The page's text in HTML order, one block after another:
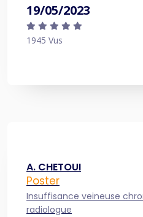
19/05/2023
1945 Vus
A. CHETOUI
Poster
Insuffisance veineuse
radiologue